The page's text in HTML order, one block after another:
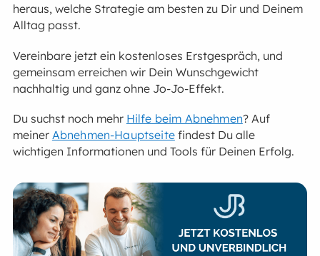
heraus, welche Strategie am besten zu Dir und Deinem
Alltag passt.
Vereinbare jetzt ein kostenloses Erstgespräch, und
gemeinsam erreichen wir Dein Wunschgewicht
nachhaltig und ganz ohne Jo-Jo-Effekt.
Du suchst noch mehr Hilfe beim Abnehmen? Auf
meiner Abnehmen-Hauptseitefindest Du alle
wichtigen Informationen und Tools für Deinen Erfolg.